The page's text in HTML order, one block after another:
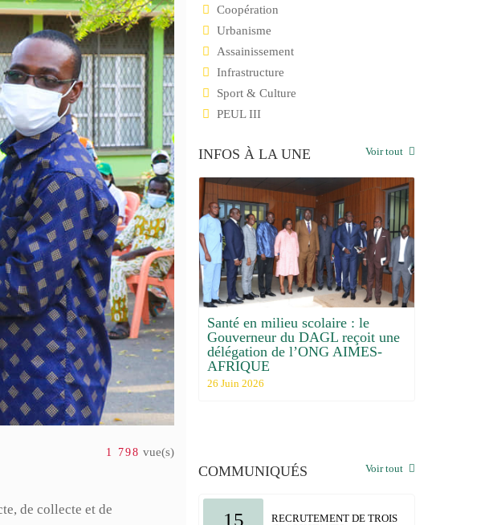
1 798 vue(s)
de collecte et de
Coopération
Urbanisme
Assainissement
Infrastructure
Sport & Culture
PEUL III
INFOS À LA UNE Voir tout
: bilan
potable et
des
Santé en milieu scolaire : le
Gouverneur du DAGL reçoit une
délégation de l’ONG AIMES-
AFRIQUE
26 Juin 2026
Le Grand Lomé dispose
désormais d'une antenne
COMMUNIQUÉS Voir tout
15
RECRUTEMENT DE TROIS